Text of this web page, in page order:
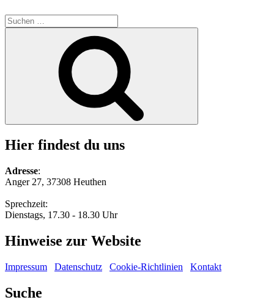
Suche
nach:
Hier findest du uns
Adresse:
Anger 27, 37308 Heuthen
Sprechzeit:
Dienstags, 17.30 - 18.30 Uhr
Hinweise zur Website
Impressum Datenschutz Cookie-Richtlinien Kontakt
Suche